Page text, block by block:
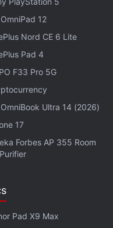
பெறுகின்றனர்,
Disney+ Hotstar
வகையான
மற்றும் SMS
முழுமையான
ரீசார்ஜ் திட்டம்,
மதிப்புள்ள
மற்றும்
12
Nord CE 6 Lite
Pad 4
F33 Pro 5G
Ultra 14 (2026)
17
Forbes AP 355 Room
Pad X9 Max